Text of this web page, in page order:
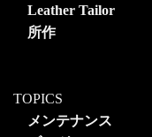
Leather Tailor
所作
TOPICS
メンテナンス